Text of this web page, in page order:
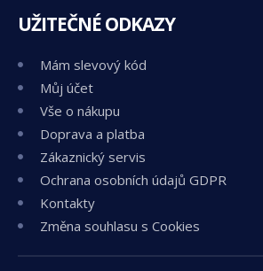
UŽITEČNÉ ODKAZY
Mám slevový kód
Můj účet
Vše o nákupu
Doprava a platba
Zákaznický servis
Ochrana osobních údajů GDPR
Kontakty
Změna souhlasu s Cookies